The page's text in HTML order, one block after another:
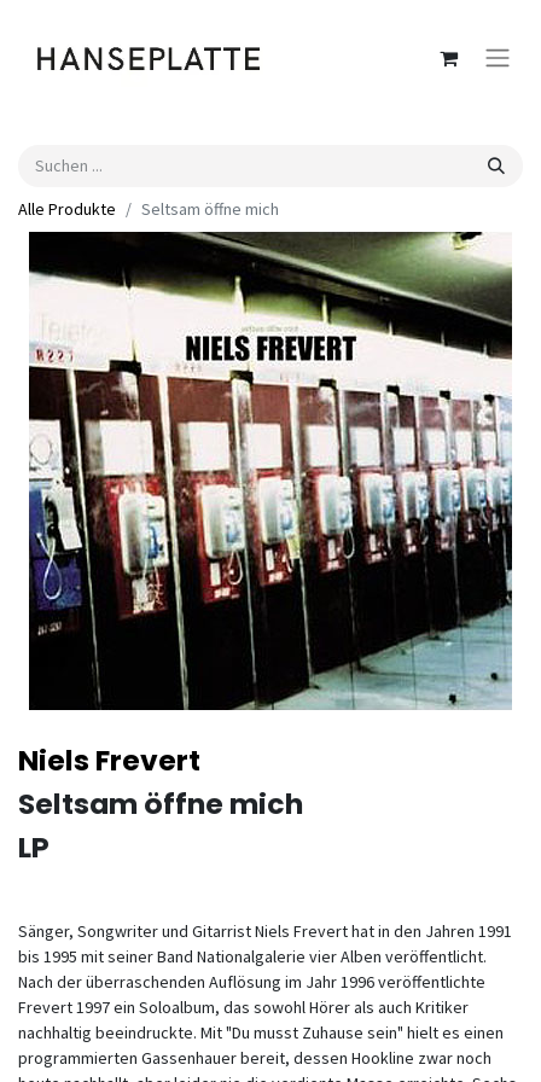
Alle Produkte Seltsam öffne mich
Niels Frevert
Seltsam öffne mich
LP
Sänger, Songwriter und Gitarrist Niels Frevert hat in den Jahren 1991
bis 1995 mit seiner Band Nationalgalerie vier Alben veröffentlicht.
Nach der überraschenden Auflösung im Jahr 1996 veröffentlichte
Frevert 1997 ein Soloalbum, das sowohl Hörer als auch Kritiker
nachhaltig beeindruckte. Mit "Du musst Zuhause sein" hielt es einen
programmierten Gassenhauer bereit, dessen Hookline zwar noch